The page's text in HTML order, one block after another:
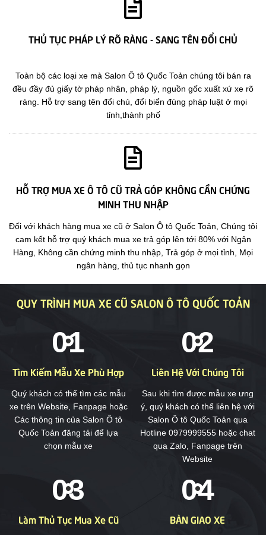
THỦ TỤC PHÁP LÝ RÕ RÀNG - SANG TÊN ĐỔI CHỦ
Toàn bộ các loại xe mà Salon Ô tô Quốc Toản chúng tôi bán ra
đều đầy đủ giấy tờ pháp nhân, pháp lý, nguồn gốc xuất xứ xe rõ
ràng. Hỗ trợ sang tên đổi chủ, đổi biển đúng pháp luật ở mọi
tỉnh,thành phố
HỖ TRỢ MUA XE Ô TÔ CŨ TRẢ GÓP KHÔNG CẦN CHỨNG
MINH THU NHẬP
Đối với khách hàng mua xe cũ ở Salon Ô tô Quốc Toản, Chúng tôi
cam kết hỗ trợ quý khách mua xe trả góp lên tới 80% với Ngân
Hàng, Không cần chứng minh thu nhập, Trả góp ở mọi tỉnh, Mọi
ngân hàng, thủ tục nhanh gọn
QUY TRÌNH MUA XE CŨ SALON Ô TÔ QUỐC TOẢN
Tìm Kiếm Mẫu Xe Phù Hợp
Quý khách có thể tìm các mẫu
xe trên Website, Fanpage hoặc
Các thông tin của Salon Ô tô
Quốc Toản đăng tải để lựa
chọn mẫu xe
Liên Hệ Với Chúng Tôi
Sau khi tìm được mẫu xe ưng
ý, quý khách có thể liên hệ với
Salon Ô tô Quốc Toản qua
Hotline 0979999555 hoặc chat
qua Zalo, Fanpage trên
Website
Làm Thủ Tục Mua Xe Cũ BÀN GIAO XE